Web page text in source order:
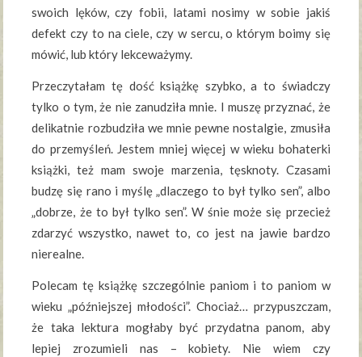
swoich lęków, czy fobii, latami nosimy w sobie jakiś
defekt czy to na ciele, czy w sercu, o którym boimy się
mówić, lub który lekceważymy.
Przeczytałam tę dość książkę szybko, a to świadczy
tylko o tym, że nie zanudziła mnie. I muszę przyznać, że
delikatnie rozbudziła we mnie pewne nostalgie, zmusiła
do przemyśleń. Jestem mniej więcej w wieku bohaterki
książki, też mam swoje marzenia, tęsknoty. Czasami
budzę się rano i myślę „dlaczego to był tylko sen”, albo
„dobrze, że to był tylko sen”. W śnie może się przecież
zdarzyć wszystko, nawet to, co jest na jawie bardzo
nierealne.
Polecam tę książkę szczególnie paniom i to paniom w
wieku „późniejszej młodości”. Chociaż… przypuszczam,
że taka lektura mogłaby być przydatna panom, aby
lepiej zrozumieli nas – kobiety. Nie wiem czy